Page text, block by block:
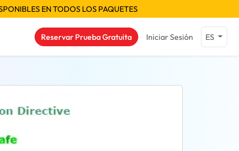
EN TODOS LOS PAQUETES
Reservar Prueba Gratuita Iniciar Sesión ES